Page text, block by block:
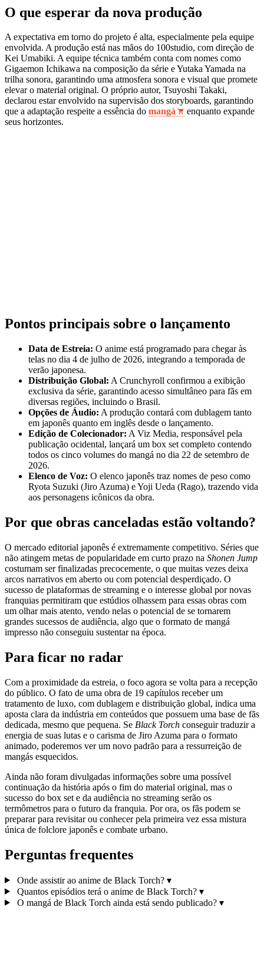
O que esperar da nova produção
A expectativa em torno do projeto é alta, especialmente pela equipe
envolvida. A produção está nas mãos do 100studio, com direção de
Kei Umabiki. A equipe técnica também conta com nomes como
Gigaemon Ichikawa na composição da série e Yutaka Yamada na
trilha sonora, garantindo uma atmosfera sonora e visual que promete
elevar o material original. O próprio autor, Tsuyoshi Takaki,
declarou estar envolvido na supervisão dos storyboards, garantindo
que a adaptação respeite a essência do mangá
enquanto expande
seus horizontes.
Pontos principais sobre o lançamento
Data de Estreia: O anime está programado para chegar às
telas no dia 4 de julho de 2026, integrando a temporada de
verão japonesa.
Distribuição Global: A Crunchyroll confirmou a exibição
exclusiva da série, garantindo acesso simultâneo para fãs em
diversas regiões, incluindo o Brasil.
Opções de Áudio: A produção contará com dublagem tanto
em japonês quanto em inglês desde o lançamento.
Edição de Colecionador: A Viz Media, responsável pela
publicação ocidental, lançará um box set completo contendo
todos os cinco volumes do mangá no dia 22 de setembro de
2026.
Elenco de Voz: O elenco japonês traz nomes de peso como
Ryota Suzuki (Jiro Azuma) e Yoji Ueda (Rago), trazendo vida
aos personagens icônicos da obra.
Por que obras canceladas estão voltando?
O mercado editorial japonês é extremamente competitivo. Séries que
não atingem metas de popularidade em curto prazo na Shonen Jump
costumam ser finalizadas precocemente, o que muitas vezes deixa
arcos narrativos em aberto ou com potencial desperdiçado. O
sucesso de plataformas de streaming e o interesse global por novas
franquias permitiram que estúdios olhassem para essas obras com
um olhar mais atento, vendo nelas o potencial de se tornarem
grandes sucessos de audiência, algo que o formato de mangá
impresso não conseguiu sustentar na época.
Para ficar no radar
Com a proximidade da estreia, o foco agora se volta para a recepção
do público. O fato de uma obra de 19 capítulos receber um
tratamento de luxo, com dublagem e distribuição global, indica uma
aposta clara da indústria em conteúdos que possuem uma base de fãs
dedicada, mesmo que pequena. Se Black Torch conseguir traduzir a
energia de suas lutas e o carisma de Jiro Azuma para o formato
animado, poderemos ver um novo padrão para a ressurreição de
mangás esquecidos.
Ainda não foram divulgadas informações sobre uma possível
continuação da história após o fim do material original, mas o
sucesso do box set e da audiência no streaming serão os
termômetros para o futuro da franquia. Por ora, os fãs podem se
preparar para revisitar ou conhecer pela primeira vez essa mistura
única de folclore japonês e combate urbano.
Perguntas frequentes
Onde assistir ao anime de Black Torch? ▾
Quantos episódios terá o anime de Black Torch? ▾
O mangá de Black Torch ainda está sendo publicado? ▾